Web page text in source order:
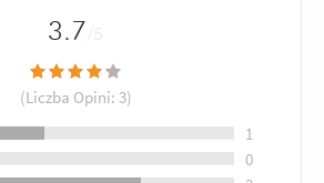
3.7 /5
(Liczba Opini: 3)
1
0